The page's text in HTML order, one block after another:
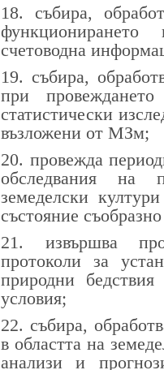
18. събира,
счетоводна
19. събира,
при
статистически
възложени от МЗм;
20. провежда
обследвания на
земеделски
състояние
21. извършва
протоколи за
природни
условия;
22. събира,
в областта на
анализи и